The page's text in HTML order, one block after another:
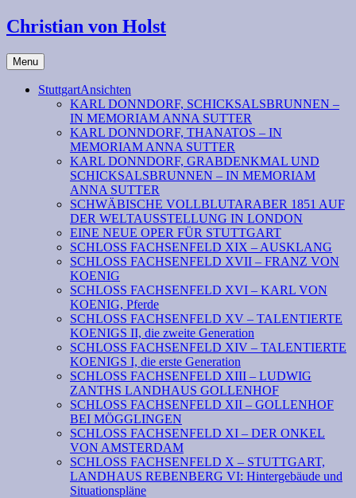
Christian von Holst
Menu
StuttgartAnsichten
KARL DONNDORF, SCHICKSALSBRUNNEN –
IN MEMORIAM ANNA SUTTER
KARL DONNDORF, THANATOS – IN
MEMORIAM ANNA SUTTER
KARL DONNDORF, GRABDENKMAL UND
SCHICKSALSBRUNNEN – IN MEMORIAM
ANNA SUTTER
SCHWÄBISCHE VOLLBLUTARABER 1851 AUF
DER WELTAUSSTELLUNG IN LONDON
EINE NEUE OPER FÜR STUTTGART
SCHLOSS FACHSENFELD XIX – AUSKLANG
SCHLOSS FACHSENFELD XVII – FRANZ VON
KOENIG
SCHLOSS FACHSENFELD XVI – KARL VON
KOENIG, Pferde
SCHLOSS FACHSENFELD XV – TALENTIERTE
KOENIGS II, die zweite Generation
SCHLOSS FACHSENFELD XIV – TALENTIERTE
KOENIGS I, die erste Generation
SCHLOSS FACHSENFELD XIII – LUDWIG
ZANTHS LANDHAUS GOLLENHOF
SCHLOSS FACHSENFELD XII – GOLLENHOF
BEI MÖGGLINGEN
SCHLOSS FACHSENFELD XI – DER ONKEL
VON AMSTERDAM
SCHLOSS FACHSENFELD X – STUTTGART,
LANDHAUS REBENBERG VI: Hintergebäude und
Situationspläne